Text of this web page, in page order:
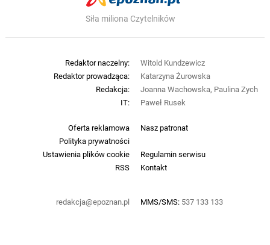
Siła miliona Czytelników
Oferta reklamowa
Nasz patronat
Polityka prywatności
Ustawienia plików cookie
Regulamin serwisu
RSS
Kontakt
redakcja@epoznan.pl MMS/SMS: 537 133 133
Redaktor naczelny:
Witold Kundzewicz
Redaktor prowadząca:
Katarzyna Żurowska
Redakcja:
Joanna Wachowska, Paulina Zych
IT:
Paweł Rusek